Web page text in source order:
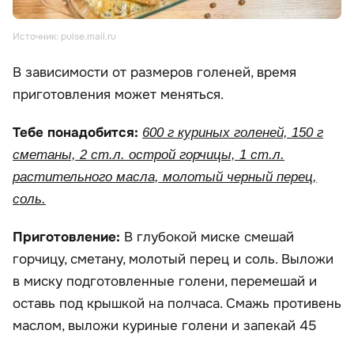
Источник: pulse.mail.ru
В зависимости от размеров голеней, время
приготовления может меняться.
Тебе понадобится: 600 г куриных голеней, 150 г
сметаны, 2 ст.л. острой горчицы, 1 ст.л.
растительного масла, молотый черный перец,
соль.
Приготовление: В глубокой миске смешай
горчицу, сметану, молотый перец и соль. Выложи
в миску подготовленные голени, перемешай и
оставь под крышкой на полчаса. Смажь противень
маслом, выложи куриные голени и запекай 45